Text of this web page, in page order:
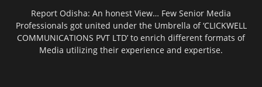
Report Odisha: An honest View… Few Senior Media
Professionals got united under the Umbrella of ‘CLICKWELL
COMMUNICATIONS PVT LTD’ to enrich different formats of
Media utilizing their experience and expertise.